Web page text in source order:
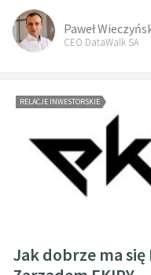
Paweł
CEO DataWalk SA
RELACJE INWESTORSKIE
Jak dobrze ma się